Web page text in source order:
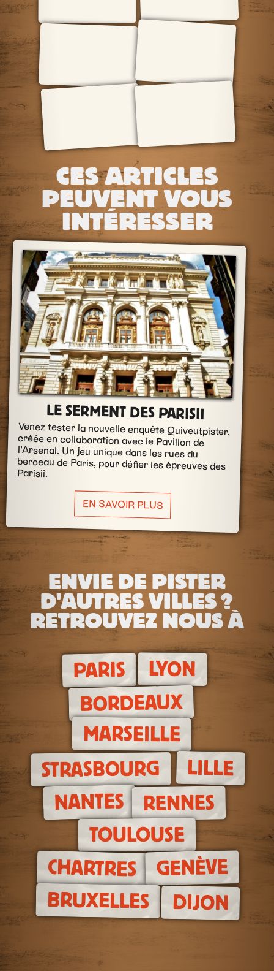
CES ARTICLES
PEUVENT VOUS
INTÉRESSER
LE SERMENT DES PARISII
Venez tester la nouvelle enquête Quiveutpister,
créée en collaboration avec le Pavillon de
l’Arsenal. Un jeu unique dans les rues du
berceau de Paris, pour défier les épreuves des
Parisii.
EN SAVOIR PLUS
ENVIE DE PISTER
D'AUTRES VILLES ?
RETROUVEZ NOUS À
PARIS LYON
BORDEAUX
MARSEILLE
STRASBOURG LILLE
NANTES RENNES
TOULOUSE
CHARTRES GENÈVE
BRUXELLES DIJON